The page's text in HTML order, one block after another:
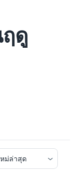
ดู
ม่ล่าสุด